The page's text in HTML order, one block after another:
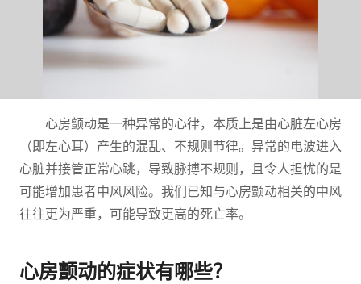
心房颤动是一种异常的心律，本质上是由心脏左心房
（即左心耳）产生的混乱、不规则节律。异常的电波进入
心脏并接管正常心跳，导致脉搏不规则，且令人担忧的是
可能增加患者中风风险。我们已知与心房颤动相关的中风
往往更为严重，可能导致更高的死亡率。
心房颤动的症状有哪些？